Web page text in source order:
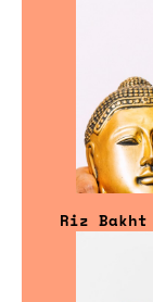
Riz Bakht